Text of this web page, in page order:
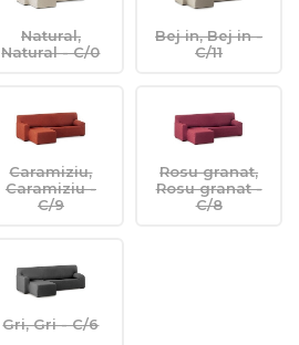
Natural,
Natural - C/0
Bej in, Bej in -
C/11
Caramiziu,
Caramiziu -
C/9
Rosu granat,
Rosu granat -
C/8
Gri, Gri - C/6